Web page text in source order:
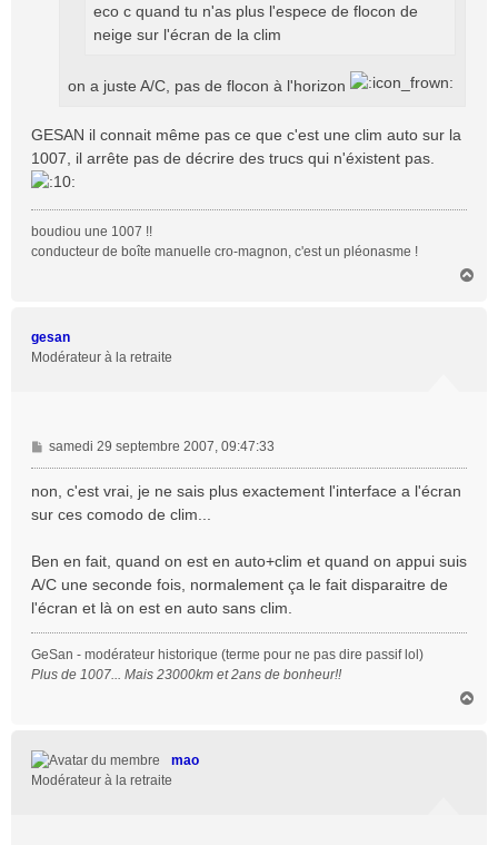
eco c quand tu n'as plus l'espece de flocon de
neige sur l'écran de la clim
on a juste A/C, pas de flocon à l'horizon
GESAN il connait même pas ce que c'est une clim auto sur la
1007, il arrête pas de décrire des trucs qui n'éxistent pas.
boudiou une 1007 !!
conducteur de boîte manuelle cro-magnon, c'est un pléonasme !
gesan
Modérateur à la retraite
M
e
s
a
e
samedi 29 septembre 2007, 09:47:33
non, c'est vrai, je ne sais plus exactement l'interface a l'écran
sur ces comodo de clim...
Ben en fait, quand on est en auto+clim et quand on appui suis
A/C une seconde fois, normalement ça le fait disparaitre de
l'écran et là on est en auto sans clim.
GeSan - modérateur historique (terme pour ne pas dire passif lol)
Plus de 1007... Mais 23000km et 2ans de bonheur!!
mao
Modérateur à la retraite